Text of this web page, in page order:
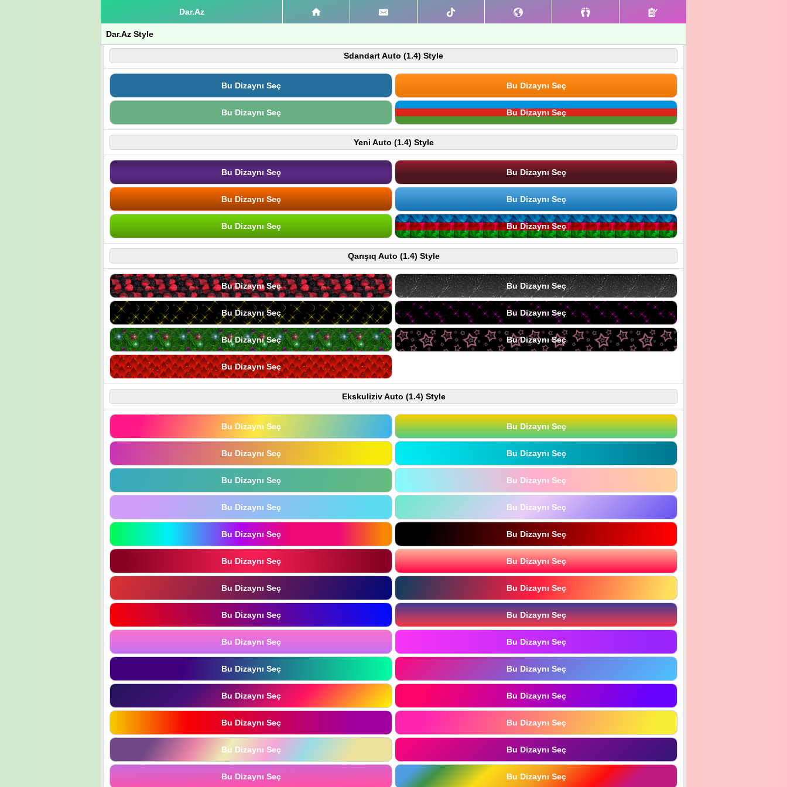
Dar.Az
Dar.Az Style
Sdandart Auto (1.4) Style
Bu Dizaynı Seç Bu Dizaynı Seç
Bu Dizaynı Seç Bu Dizaynı Seç
Yeni Auto (1.4) Style
Bu Dizaynı Seç Bu Dizaynı Seç
Bu Dizaynı Seç Bu Dizaynı Seç
Bu Dizaynı Seç Bu Dizaynı Seç
Qarışıq Auto (1.4) Style
Bu Dizaynı Seç Bu Dizaynı Seç
Bu Dizaynı Seç Bu Dizaynı Seç
Bu Dizaynı Seç Bu Dizaynı Seç
Bu Dizaynı Seç
Ekskuliziv Auto (1.4) Style
Bu Dizaynı Seç Bu Dizaynı Seç
Bu Dizaynı Seç Bu Dizaynı Seç
Bu Dizaynı Seç Bu Dizaynı Seç
Bu Dizaynı Seç Bu Dizaynı Seç
Bu Dizaynı Seç Bu Dizaynı Seç
Bu Dizaynı Seç Bu Dizaynı Seç
Bu Dizaynı Seç Bu Dizaynı Seç
Bu Dizaynı Seç Bu Dizaynı Seç
Bu Dizaynı Seç Bu Dizaynı Seç
Bu Dizaynı Seç Bu Dizaynı Seç
Bu Dizaynı Seç Bu Dizaynı Seç
Bu Dizaynı Seç Bu Dizaynı Seç
Bu Dizaynı Seç Bu Dizaynı Seç
Bu Dizaynı Seç Bu Dizaynı Seç